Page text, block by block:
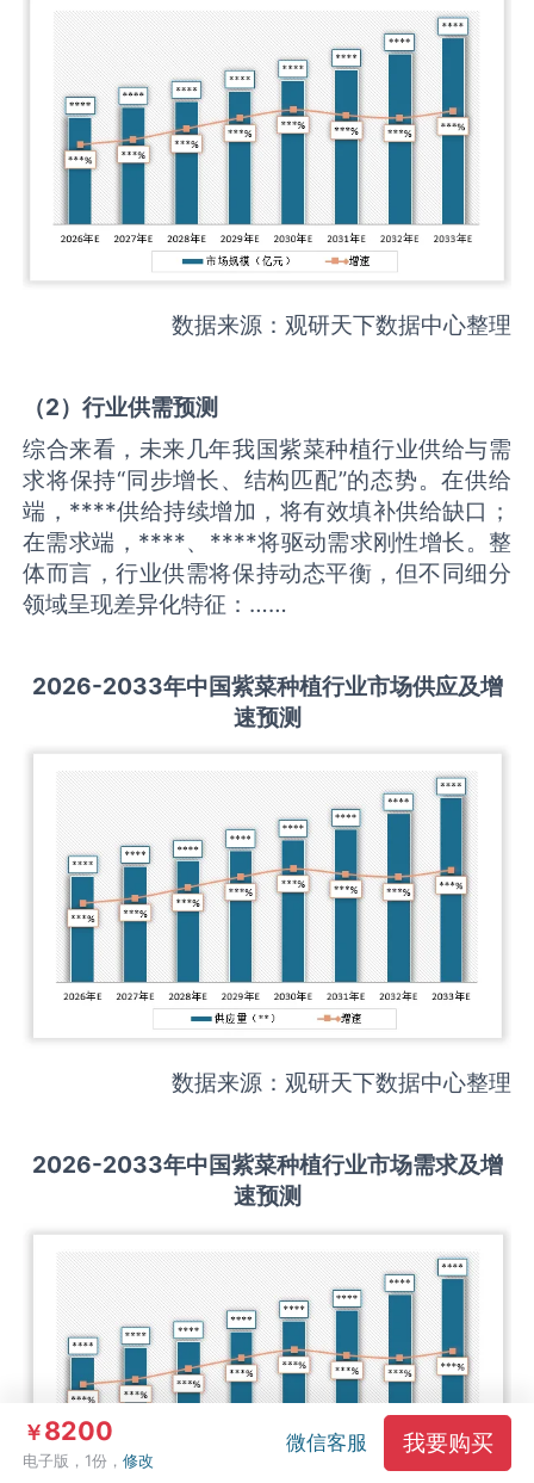
数据来源：观研天下数据中心整理
（2）行业供需预测
综合来看，未来几年我国紫菜种植行业供给与需
求将保持“同步增长、结构匹配”的态势。在供给
端，****供给持续增加，将有效填补供给缺口；
在需求端，****、****将驱动需求刚性增长。整
体而言，行业供需将保持动态平衡，但不同细分
领域呈现差异化特征：……
2026-2033年中国紫菜种植行业市场供应及增
速预测
数据来源：观研天下数据中心整理
2026-2033年中国紫菜种植行业市场需求及增
速预测
￥8200
电子版，1份，修改
微信客服 我要购买